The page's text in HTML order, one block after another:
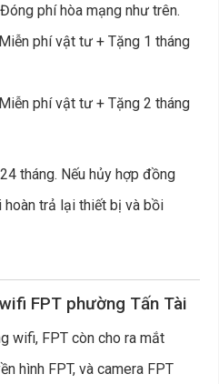
phí hòa mạng như trên.
phí vật tư + Tặng 1 tháng
phí vật tư + Tặng 2 tháng
tháng. Nếu hủy hợp đồng
trả lại thiết bị và bồi
FPT phường Tấn Tài
wifi, FPT còn cho ra mắt
hình FPT, và camera FPT